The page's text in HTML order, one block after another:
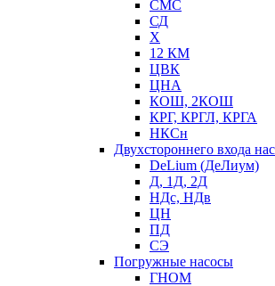
СМС
СД
Х
12 КМ
ЦВК
ЦНА
КОШ, 2КОШ
КРГ, КРГЛ, КРГА
НКСн
Двухстороннего входа
DeLium (ДеЛиум)
Д, 1Д, 2Д
НДс, НДв
ЦН
ПД
СЭ
Погружные насосы
ГНОМ